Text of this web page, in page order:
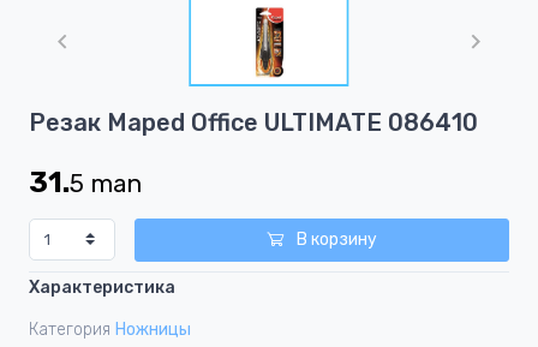
1
1
Резак Maped Office ULTIMATE 086410
31.5 man
В корзину
Характеристика
Категория Ножницы